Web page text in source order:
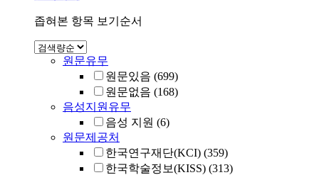
좁혀본 항목 보기순서
원문유무
원문있음 (699)
원문없음 (168)
음성지원유무
음성 지원 (6)
원문제공처
한국연구재단(KCI) (359)
한국학술정보(KISS) (313)